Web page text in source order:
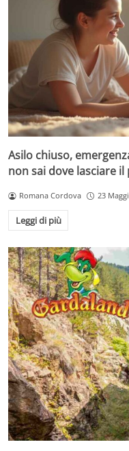
Asilo chiuso,
non sai dove lasciare il
Romana Cordova 23
Leggi di più